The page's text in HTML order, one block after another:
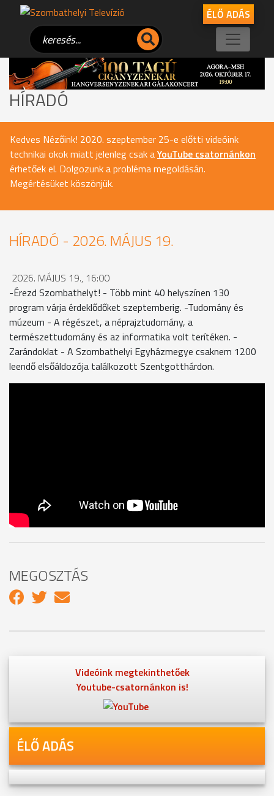
ÉLŐ ADÁS
HÍRADÓ
Kedves Nézőink! 2020. szeptember 25-e előtti videóink
technikai okok miatt jelenleg csak aYouTube csatornánkon
érhetőek el. Dolgozunk a probléma megoldásán.
Megértésüket köszönjük.
HÍRADÓ - 2026. MÁJUS 19.
2026. MÁJUS 19., 16:00
-Érezd Szombathelyt! - Több mint 40 helyszínen 130
program várja érdeklődőket szeptemberig. -Tudomány és
múzeum - A régészet, a néprajztudomány, a
természettudomány és az informatika volt terítéken. -
Zarándoklat - A Szombathelyi Egyházmegye csaknem 1200
leendő elsőáldozója találkozott Szentgotthárdon.
MEGOSZTÁS
Videóink megtekinthetőek
Youtube-csatornánkon is!
ÉLŐ ADÁS